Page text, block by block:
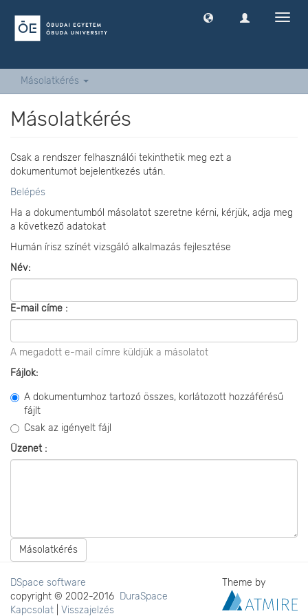
Másolatkérés
Másolatkérés
Csak a rendszer felhasználói tekinthetik meg ezt a
dokumentumot bejelentkezés után.
Belépés
Ha a dokumentumból másolatot szeretne kérni, kérjük, adja meg
a következő adatokat
Humán írisz színét vizsgáló alkalmazás fejlesztése
Név:
E-mail címe :
A megadott e-mail címre küldjük a másolatot
Fájlok:
A dokumentumhoz tartozó összes, korlátozott hozzáférésű
fájlt
Csak az igényelt fájl
Üzenet :
Másolatkérés
DSpace software
copyright © 2002-2016 DuraSpace
Kapcsolat
Visszajelzés
Theme by